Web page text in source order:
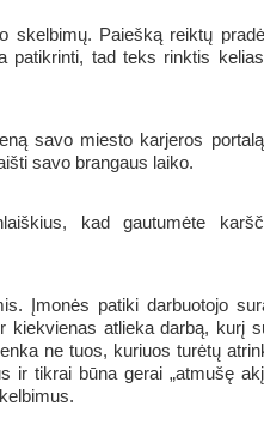
skelbimų. Paiešką reiktų
patikrinti, tad teks rinktis
savo miesto karjeros
savo brangaus laiko.
kad gautumėte
Įmonės patiki darbuotojo
kiekvienas atlieka darbą, kurį
ne tuos, kuriuos turėtų
ir tikrai būna gerai „atmušę